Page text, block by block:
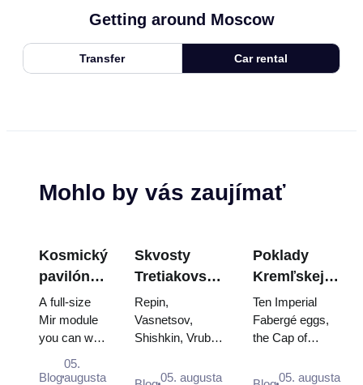
Getting around Moscow
Transfer Car rental
Mohlo by vás zaujímať
Kosmický
pavilón
na
VDNKh:
Najväčšia
vesmírna
výstava v
A full-size
Mir module
you can walk
Energia–
Blog
05.
augusta
Skvosty
Tretiakovskej
galérie:
Obrazy, ktoré
stoja za
Repin,
Vasnetsov,
Shishkin, Vrubel,
Surikov — the
05. augusta
Poklady
Kremľskej
zbrojnice:
Fabergého
vajcia, tróny
korunovačné
Ten Imperial
Fabergé eggs,
the Cap of
double throne of
05. augusta